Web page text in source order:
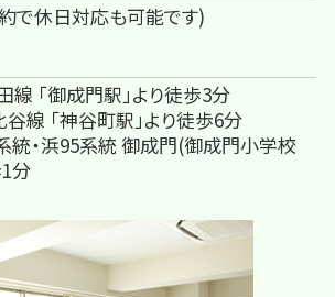
で休日対応も可能です)
「御成門駅」より徒歩3分
線 「神谷町駅」より徒歩6分
統・浜95系統 御成門(御成門小学校
分